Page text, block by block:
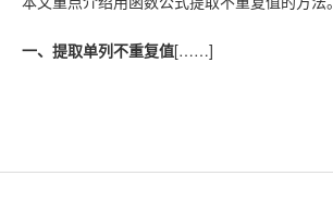
联系站长
一、提取单列不重复值[……]